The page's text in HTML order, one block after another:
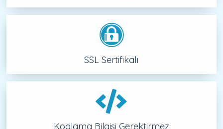
SSL Sertifikalı
Kodlama Bilgisi Gerektirmez